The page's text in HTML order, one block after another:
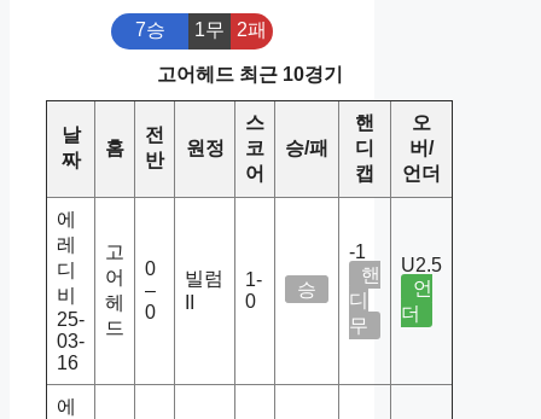
7승 1무 2패
고어헤드 최근 10경기
날
짜
홈
전
반
원정
스
코
어
승/패
핸
디
캡
오
버/
언더
에
레
디
비
25-
03-
16
고
어
헤
드
0
–
0
빌럼
1-
0
승
-1
핸
디
무
U2.5
언
더
에